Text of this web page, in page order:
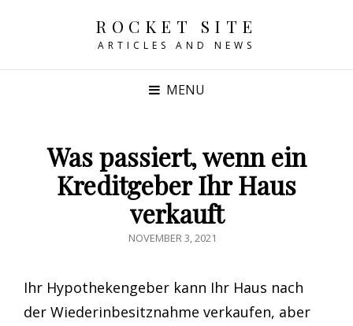
ROCKET SITE
ARTICLES AND NEWS
MENU
Was passiert, wenn ein
Kreditgeber Ihr Haus
verkauft
POSTED
NOVEMBER 3, 2021
Ihr Hypothekengeber kann Ihr Haus nach
der Wiederinbesitznahme verkaufen, aber